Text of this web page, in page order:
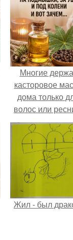
Многие
касторовое
дома только
волос или
Жил - был